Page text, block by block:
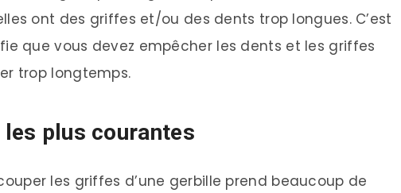
ont des griffes et/ou des dents trop longues. C’est
que vous devez empêcher les dents et les griffes
trop longtemps.
plus courantes
les griffes d’une gerbille prend beaucoup de